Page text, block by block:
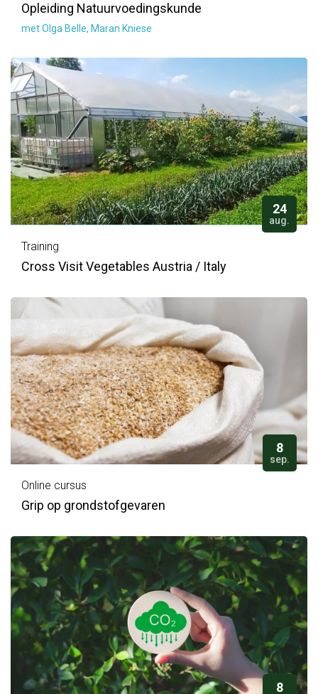
Opleiding Natuurvoedingskunde
met Olga Belle, Maran Kniese
24
aug.
Training
Cross Visit Vegetables Austria / Italy
8
sep.
Online cursus
Grip op grondstofgevaren
8